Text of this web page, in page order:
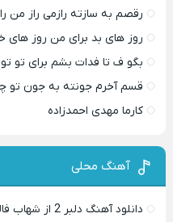
رقصم به سازته رازمی راز من
روز های بد برای من روز های
بگو ف تا فدات بشم برای تو
قسم آخرم جونته به جون
کارما مهدی احمدزاده
آهنگ محلی
دانلود آهنگ دلبر 2 از شهاب فالجی